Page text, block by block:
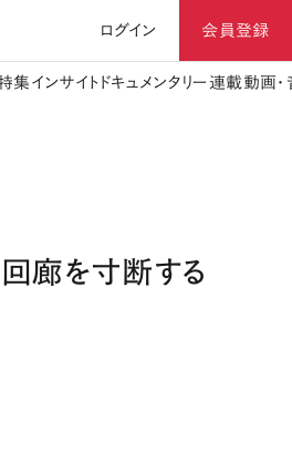
ログイン 会員登録
集 インサイト ドキュメンタリー 連載動画
廊を寸断する